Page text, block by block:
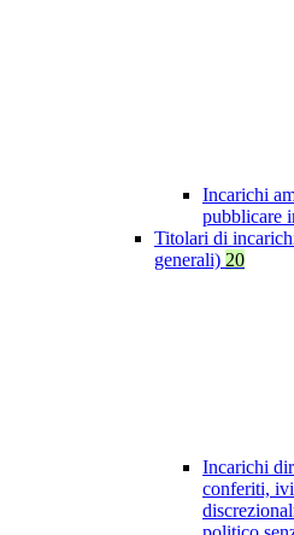
Incarichi
pubblicare
Titolari di
generali) 20
Incarichi
conferiti,